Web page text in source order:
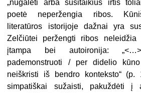
„nugalėti arba susitaikius irtis
poetė neperžengia ribos.
literatūros istorijoje dažnai yra
Zelčiūtei peržengti ribos neleidžia
įtampa bei autoironija:
pademonstruoti / per didelio
neiškristi iš bendro konteksto“ (p.
simpatiškai sužaisti, pakuždėti